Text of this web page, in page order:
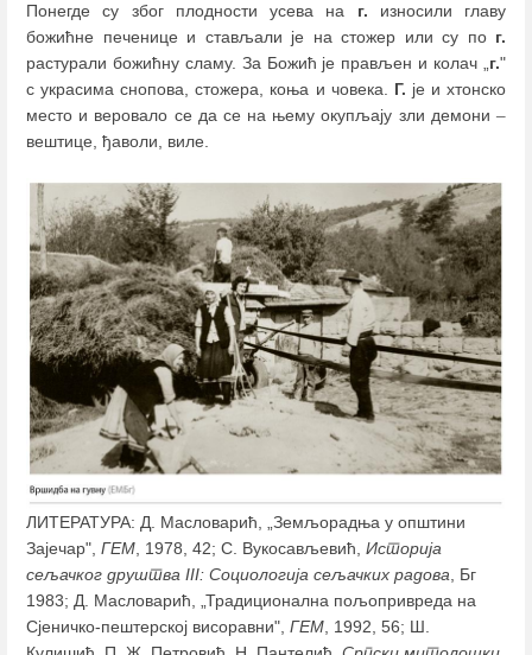
Понегде су због плодности усева на г. износили главу
божићне печенице и стављали је на стожер или су по г.
растурали божићну сламу. За Божић је прављен и колач „г."
с украсима снопова, стожера, коња и човека. Г. је и хтонско
место и веровало се да се на њему окупљају зли демони –
вештице, ђаволи, виле.
ЛИТЕРАТУРА: Д. Масловарић, „Земљорадња у општини
Зајечар", ГЕМ , 1978, 42; С. Вукосављевић, Историја
сељачког друштва III: Социологија сељачких радова , Бг
1983; Д. Масловарић, „Традиционална пољопривреда на
Сјеничко-пештерској висоравни", ГЕМ , 1992, 56; Ш.